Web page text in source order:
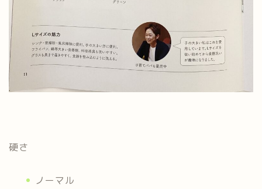
硬さ
ノーマル